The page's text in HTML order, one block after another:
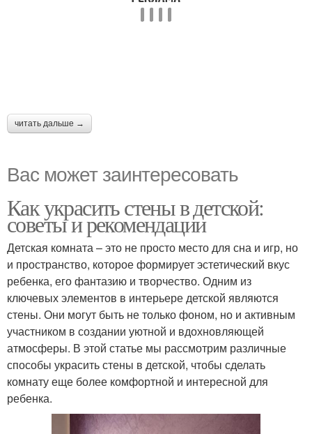
читать дальше →
Вас может заинтересовать
Как украсить стены в детской:
советы и рекомендации
Детская комната – это не просто место для сна и игр, но
и пространство, которое формирует эстетический вкус
ребенка, его фантазию и творчество. Одним из
ключевых элементов в интерьере детской являются
стены. Они могут быть не только фоном, но и активным
участником в создании уютной и вдохновляющей
атмосферы. В этой статье мы рассмотрим различные
способы украсить стены в детской, чтобы сделать
комнату еще более комфортной и интересной для
ребенка.